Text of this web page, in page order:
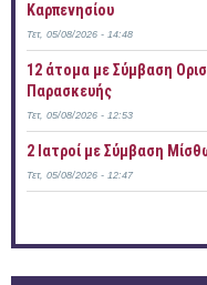
Καρπενησίου
Τετ, 05/08/2026 - 14:48
12 άτομα με Σύμβαση
Παρασκευής
Τετ, 05/08/2026 - 12:53
2 Ιατροί με Σύμβαση
Τετ, 05/08/2026 - 12:47